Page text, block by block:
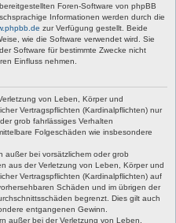
Foren-Software von phpBB
Informationen werden durch die
zur Verfügung gestellt. Beide
wie die Software verwendet wird. Sie
Software für bestimmte Zwecke nicht
Einfluss nehmen.
von Leben, Körper und
Vertragspflichten (Kardinalpflichten) nur
grob fahrlässiges Verhalten
Folgeschäden wie insbesondere
außer bei vorsätzlichem oder grob
aus der Verletzung von Leben, Körper und
Vertragspflichten (Kardinalpflichten) auf
Schäden und im übrigen der
begrenzt. Dies gilt auch
entgangenen Gewinn.
außer bei der Verletzung von Leben,